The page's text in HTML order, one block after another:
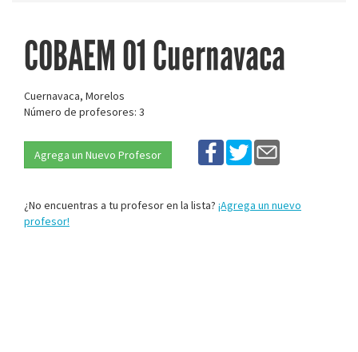
COBAEM 01 Cuernavaca
Cuernavaca, Morelos
Número de profesores: 3
Agrega un Nuevo Profesor
¿No encuentras a tu profesor en la lista? ¡Agrega un nuevo
profesor!